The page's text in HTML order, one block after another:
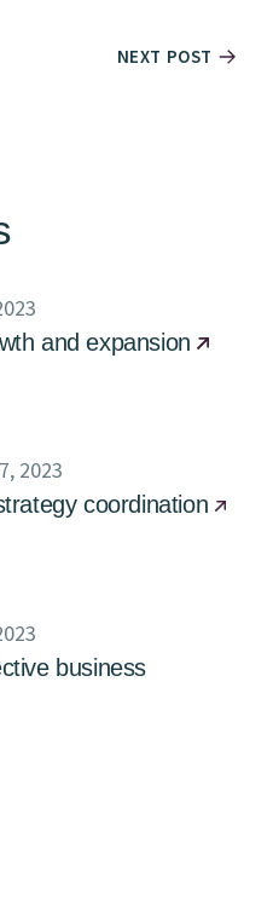
NEXT POST
and expansion
2023
coordination
business